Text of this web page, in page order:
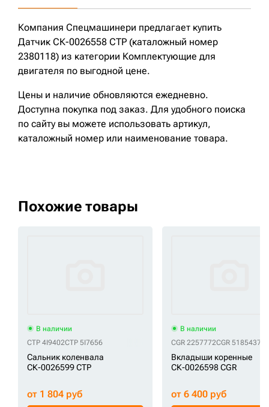
Компания Спецмашинери предлагает купить
Датчик СК-0026558 CTP (каталожный номер
2380118) из категории Комплектующие для
двигателя по выгодной цене.
Цены и наличие обновляются ежедневно.
Доступна покупка под заказ. Для удобного поиска
по сайту вы можете использовать артикул,
каталожный номер или наименование товара.
Похожие товары
В наличии
CTP 4I9402CTP 5I7656
Сальник коленвала
СК-0026599 CTP
от 1 804 руб
В наличии
CGR 2257772CGR 5185437
Вкладыши коренные
СК-0026598 CGR
от 6 400 руб